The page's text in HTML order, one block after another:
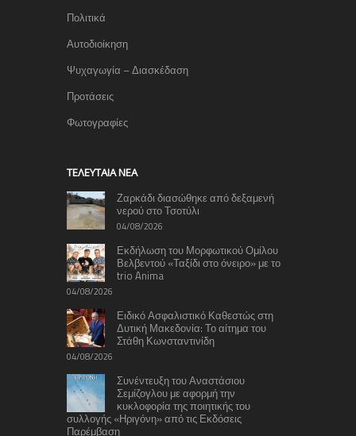
Πολιτικά
Αυτοδιοίκηση
Ψυχαγωγία – Διασκέδαση
Προτάσεις
Φωτογραφίες
TΕΛΕΥΤΑΊΑ ΝΈΑ
Ζαρκάδι διασώθηκε από δεξαμενή
νερού στο Τσοτύλι
04/08/2026
Εκδήλωση του Μορφωτικού Ομίλου
Βελβεντού «Ταξίδι στο όνειρο» με το
trio Anima
04/08/2026
Ειδικό Ασφαλιστικό Καθεστώς στη
Δυτική Μακεδονία: Το αίτημα του
Στάθη Κωνσταντινίδη
04/08/2026
Συνέντευξη του Αναστάσιου
Σεμίζογλου με αφορμή την
κυκλοφορία της ποιητικής του
συλλογής «Ηριγόνη» από τις Εκδόσεις
Παρέμβαση